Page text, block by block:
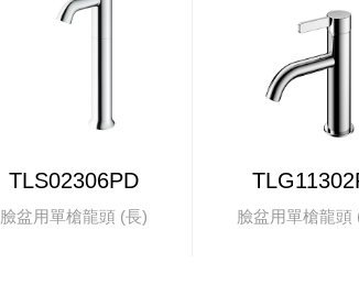
TLS02306PD
臉盆用單槍龍頭 (長) 臉盆用單槍龍頭